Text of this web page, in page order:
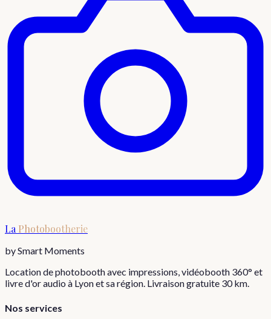
LaPhotobootherie
by Smart Moments
Location de photobooth avec impressions, vidéobooth 360° et
livre d'or audio à Lyon et sa région. Livraison gratuite 30 km.
Nos services